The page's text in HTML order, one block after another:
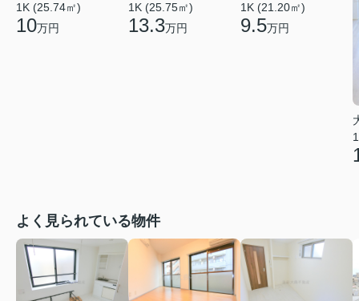
1K (25.74㎡)
10万円
1K (25.75㎡)
13.3万円
1K (21.20㎡)
9.5万円
よく見られている物件